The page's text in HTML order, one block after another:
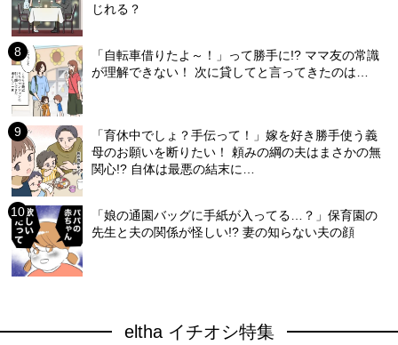
じれる？
「自転車借りたよ～！」って勝手に!? ママ友の常識
が理解できない！ 次に貸してと言ってきたのは…
「育休中でしょ？手伝って！」嫁を好き勝手使う義
母のお願いを断りたい！ 頼みの綱の夫はまさかの無
関心!? 自体は最悪の結末に…
「娘の通園バッグに手紙が入ってる…？」保育園の
先生と夫の関係が怪しい!? 妻の知らない夫の顔
eltha イチオシ特集